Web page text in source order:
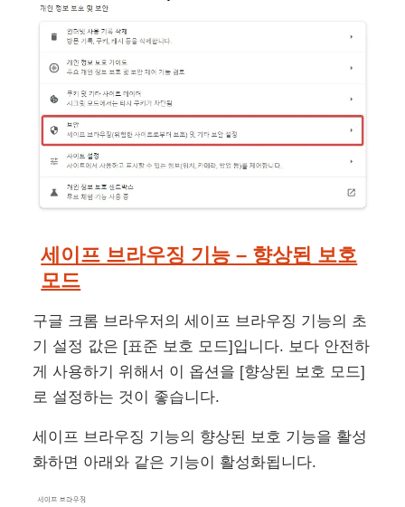
세이프 브라우징 기능 – 향상된 보호
모드
구글 크롬 브라우저의 세이프 브라우징 기능의 초
기 설정 값은 [표준 보호 모드]입니다. 보다 안전하
게 사용하기 위해서 이 옵션을 [향상된 보호 모드]
로 설정하는 것이 좋습니다.
세이프 브라우징 기능의 향상된 보호 기능을 활성
화하면 아래와 같은 기능이 활성화됩니다.